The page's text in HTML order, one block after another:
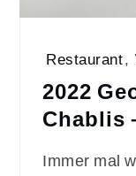
Restaurant,
2022
Chablis
Immer mal